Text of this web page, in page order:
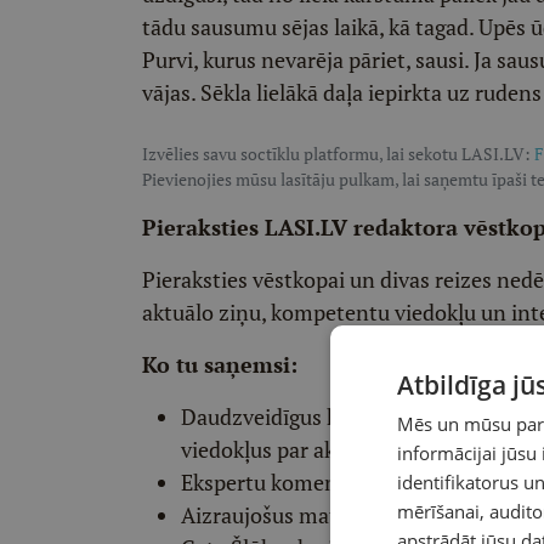
tādu sausumu sējas laikā, kā tagad.
Purvi, kurus nevarēja pāriet, sausi. Ja
vājas. Sēkla lielākā daļa iepirkta uz
Izvēlies savu soctīklu platformu, lai sekotu LASI.LV:
Pievienojies mūsu lasītāju pulkam, lai saņemtu īpaši
Pieraksties LASI.LV redaktora
Pieraksties vēstkopai un divas reizes
aktuālo ziņu, kompetentu viedokļu un
Ko tu saņemsi:
Daudzveidīgus komentārus un
viedokļus par aktuālo
Ekspertu komentārus par dažādiem
Aizraujošus materiālus par vēsturi,
Atbildīga
Mēs un mūsu
informācijai jūsu
identifikatorus
mērīšanai,